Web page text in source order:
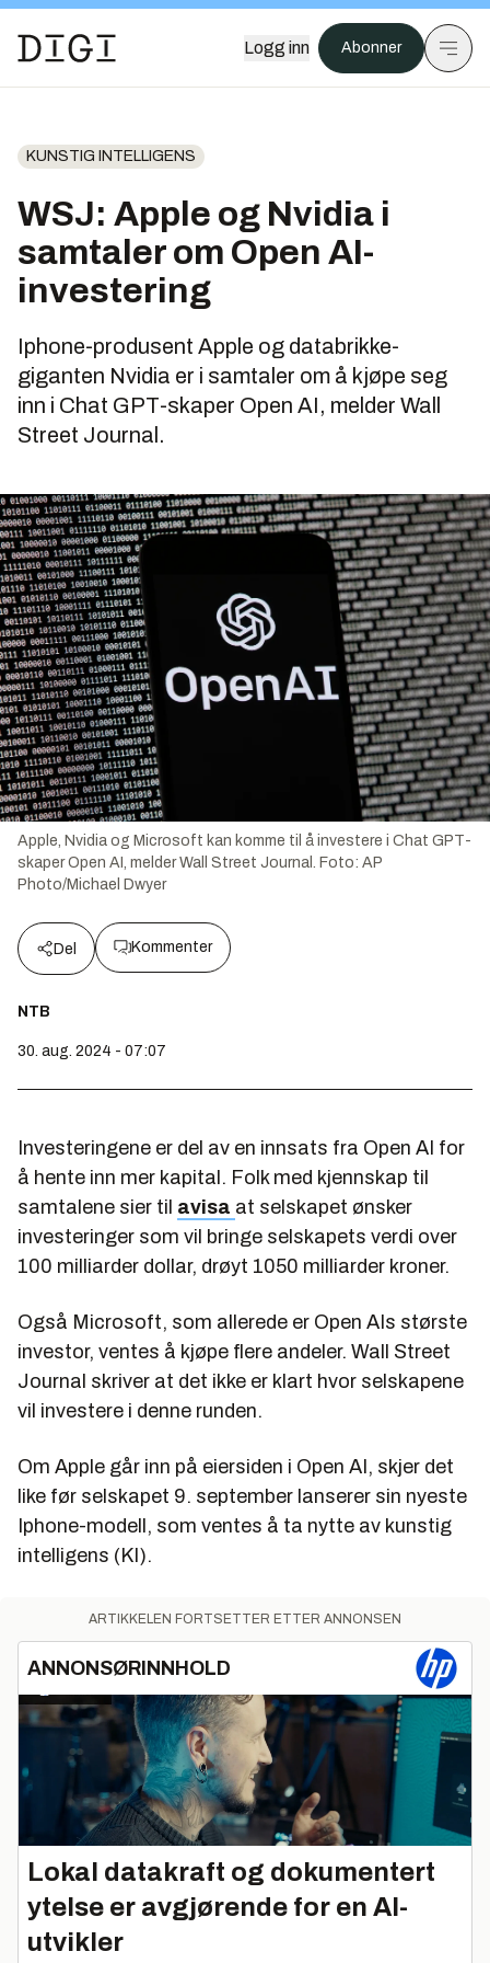
Logg inn Abonner
KUNSTIG INTELLIGENS
WSJ: Apple og Nvidia i
samtaler om Open AI-
investering
Iphone-produsent Apple og databrikke-
giganten Nvidia er i samtaler om å kjøpe seg
inn i Chat GPT-skaper Open AI, melder Wall
Street Journal.
Apple, Nvidia og Microsoft kan komme til å investere i Chat GPT-
skaper Open AI, melder Wall Street Journal.
Foto: AP
Photo/Michael Dwyer
Del Kommenter
NTB
30. aug. 2024 - 07:07
Investeringene er del av en innsats fra Open AI for
å hente inn mer kapital. Folk med kjennskap til
samtalene sier til avisa at selskapet ønsker
investeringer som vil bringe selskapets verdi over
100 milliarder dollar, drøyt 1050 milliarder kroner.
Også Microsoft, som allerede er Open AIs største
investor, ventes å kjøpe flere andeler. Wall Street
Journal skriver at det ikke er klart hvor selskapene
vil investere i denne runden.
Om Apple går inn på eiersiden i Open AI, skjer det
like før selskapet 9. september lanserer sin nyeste
Iphone-modell, som ventes å ta nytte av kunstig
intelligens (KI).
ARTIKKELEN FORTSETTER ETTER ANNONSEN
ANNONSØRINNHOLD
Lokal datakraft og dokumentert
ytelse er avgjørende for en AI-
utvikler